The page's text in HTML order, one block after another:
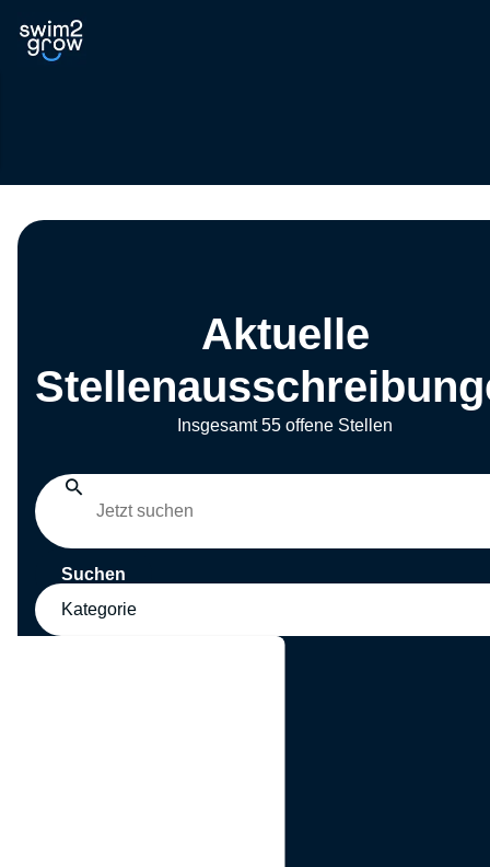
Aktuelle
Insgesamt 55 offene Stellen
Suchen
Kategorie